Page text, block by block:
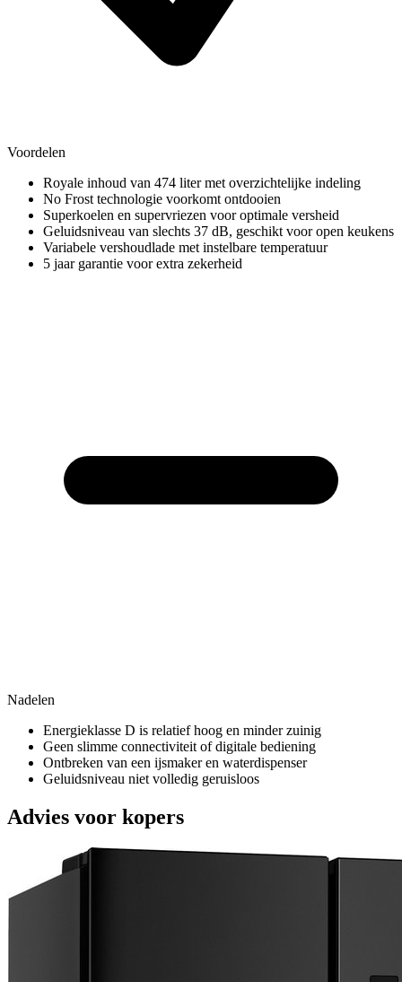
Voordelen
Royale inhoud van 474 liter met overzichtelijke indeling
No Frost technologie voorkomt ontdooien
Superkoelen en supervriezen voor optimale versheid
Geluidsniveau van slechts 37 dB, geschikt voor open keukens
Variabele vershoudlade met instelbare temperatuur
5 jaar garantie voor extra zekerheid
Nadelen
Energieklasse D is relatief hoog en minder zuinig
Geen slimme connectiviteit of digitale bediening
Ontbreken van een ijsmaker en waterdispenser
Geluidsniveau niet volledig geruisloos
Advies voor kopers